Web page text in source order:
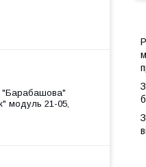
"Барабашова"
модуль 21-05,